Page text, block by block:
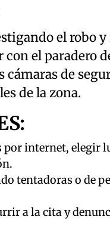
el robo
el paradero
cámaras de
de la zona.
internet, elegir
tentadoras o de
a la cita y